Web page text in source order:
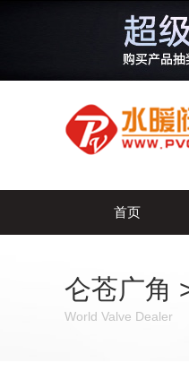
首页
仑苍广角
World Valve Dealer